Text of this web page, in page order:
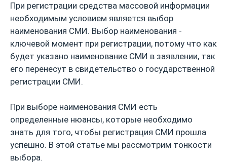
При регистрации средства массовой информации
необходимым условием является выбор
наименования СМИ. Выбор наименования -
ключевой момент при регистрации, потому что как
будет указано наименование СМИ в заявлении, так
его перенесут в свидетельство о государственной
регистрации СМИ.
При выборе наименования СМИ есть
определенные нюансы, которые необходимо
знать для того, чтобы регистрация СМИ прошла
успешно. В этой статье мы рассмотрим тонкости
выбора.